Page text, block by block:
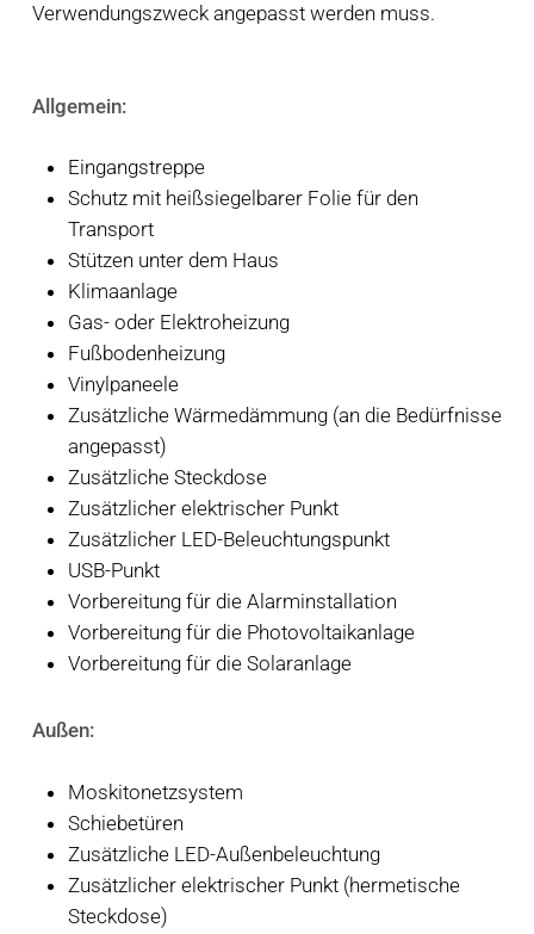
Verwendungszweck angepasst werden muss.
Allgemein:
Eingangstreppe
Schutz mit heißsiegelbarer Folie für den
Transport
Stützen unter dem Haus
Klimaanlage
Gas- oder Elektroheizung
Fußbodenheizung
Vinylpaneele
Zusätzliche Wärmedämmung (an die Bedürfnisse
angepasst)
Zusätzliche Steckdose
Zusätzlicher elektrischer Punkt
Zusätzlicher LED-Beleuchtungspunkt
USB-Punkt
Vorbereitung für die Alarminstallation
Vorbereitung für die Photovoltaikanlage
Vorbereitung für die Solaranlage
Außen:
Moskitonetzsystem
Schiebetüren
Zusätzliche LED-Außenbeleuchtung
Zusätzlicher elektrischer Punkt (hermetische
Steckdose)